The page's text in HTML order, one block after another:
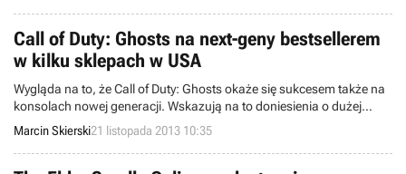
Call of Duty: Ghosts na next-geny bestsellerem
w kilku sklepach w USA
Wygląda na to, że Call of Duty: Ghosts okaże się sukcesem także na
konsolach nowej generacji. Wskazują na to doniesienia o dużej
popularności next-genowych edycji produkcji studia Infinity Ward w
wybranych amerykańskich sklepach.
Marcin Skierski21 listopada 2013 10:35